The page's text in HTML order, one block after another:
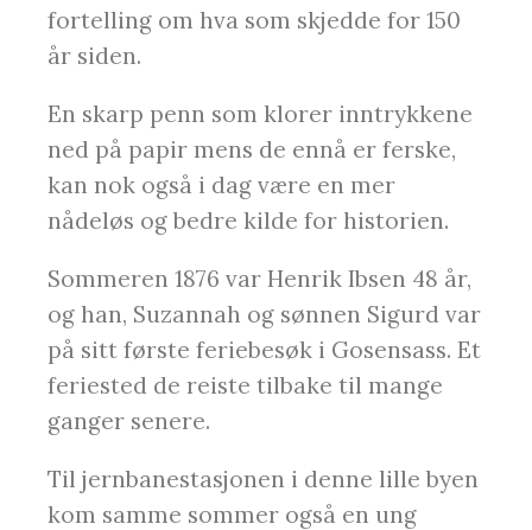
fortelling om hva som skjedde for 150
år siden.
En skarp penn som klorer inntrykkene
ned på papir mens de ennå er ferske,
kan nok også i dag være en mer
nådeløs og bedre kilde for historien.
Sommeren 1876 var Henrik Ibsen 48 år,
og han, Suzannah og sønnen Sigurd var
på sitt første feriebesøk i Gosensass. Et
feriested de reiste tilbake til mange
ganger senere.
Til jernbanestasjonen i denne lille byen
kom samme sommer også en ung